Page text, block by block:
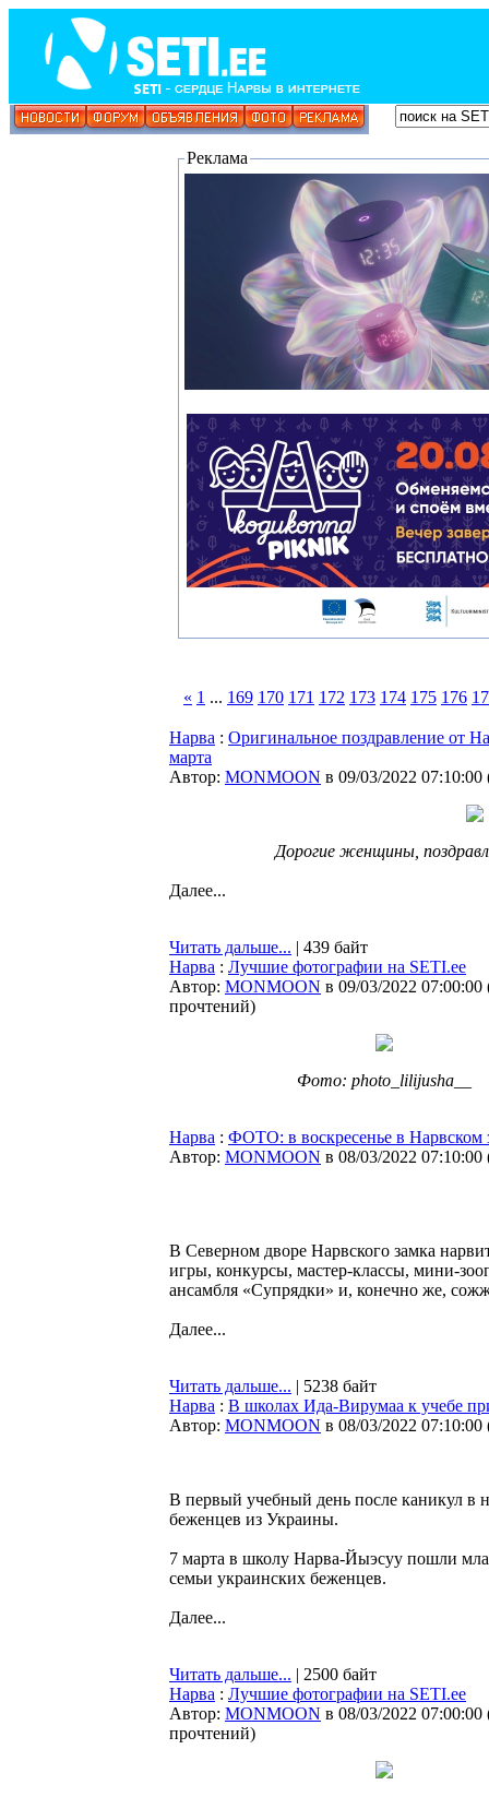
Реклама
« 1 ... 169 170 171 172 173 174 175 176
Нарва : Оригинальное поздравление от
марта
Автор: MONMOON в 09/03/2022 07:10:00
Дорогие женщины,
Далее...
Читать дальше... | 439 байт
Нарва : Лучшие фотографии на SETI.ee
Автор: MONMOON в 09/03/2022 07:00:00
прочтений)
Фото: photo_lilijusha__
Нарва : ФОТО: в воскресенье в
Автор: MONMOON в 08/03/2022 07:10:00
В Северном дворе Нарвского замка
игры, конкурсы, мастер-классы, мини-
ансамбля «Супрядки» и, конечно же,
Далее...
Читать дальше... | 5238 байт
Нарва : В школах Ида-Вирумаа к учебе
Автор: MONMOON в 08/03/2022 07:10:00
В первый учебный день после каникул в
беженцев из Украины.
7 марта в школу Нарва-Йыэсуу пошли
семьи украинских беженцев.
Далее...
Читать дальше... | 2500 байт
Нарва : Лучшие фотографии на SETI.ee
Автор: MONMOON в 08/03/2022 07:00:00
прочтений)